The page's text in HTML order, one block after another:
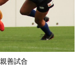
善試合